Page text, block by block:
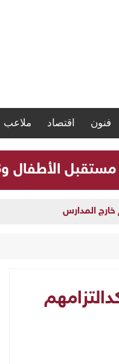
فنون اقتصاد ملاعب
منهم خارج المدارس